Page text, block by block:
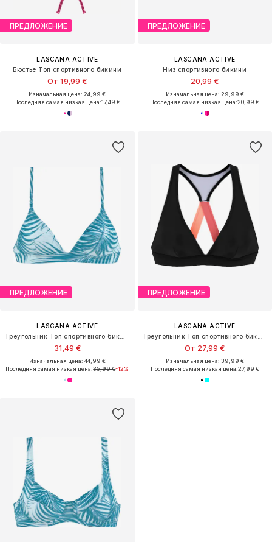
ПРЕДЛОЖЕНИЕ
LASCANA ACTIVE
Бюстье Топ спортивного бикини
От 19,99 €
Изначальная цена: 24,99 €
Последняя самая низкая цена:17,49 €
ПРЕДЛОЖЕНИЕ
LASCANA ACTIVE
Низ спортивного бикини
20,99 €
Изначальная цена: 29,99 €
Последняя самая низкая цена:20,99 €
ПРЕДЛОЖЕНИЕ
LASCANA ACTIVE
31,49 €
Изначальная цена: 44,99 €
Последняя самая низкая цена:35,99 €-12%
ПРЕДЛОЖЕНИЕ
LASCANA ACTIVE
От 27,99 €
Изначальная цена: 39,99 €
Последняя самая низкая цена:27,99 €